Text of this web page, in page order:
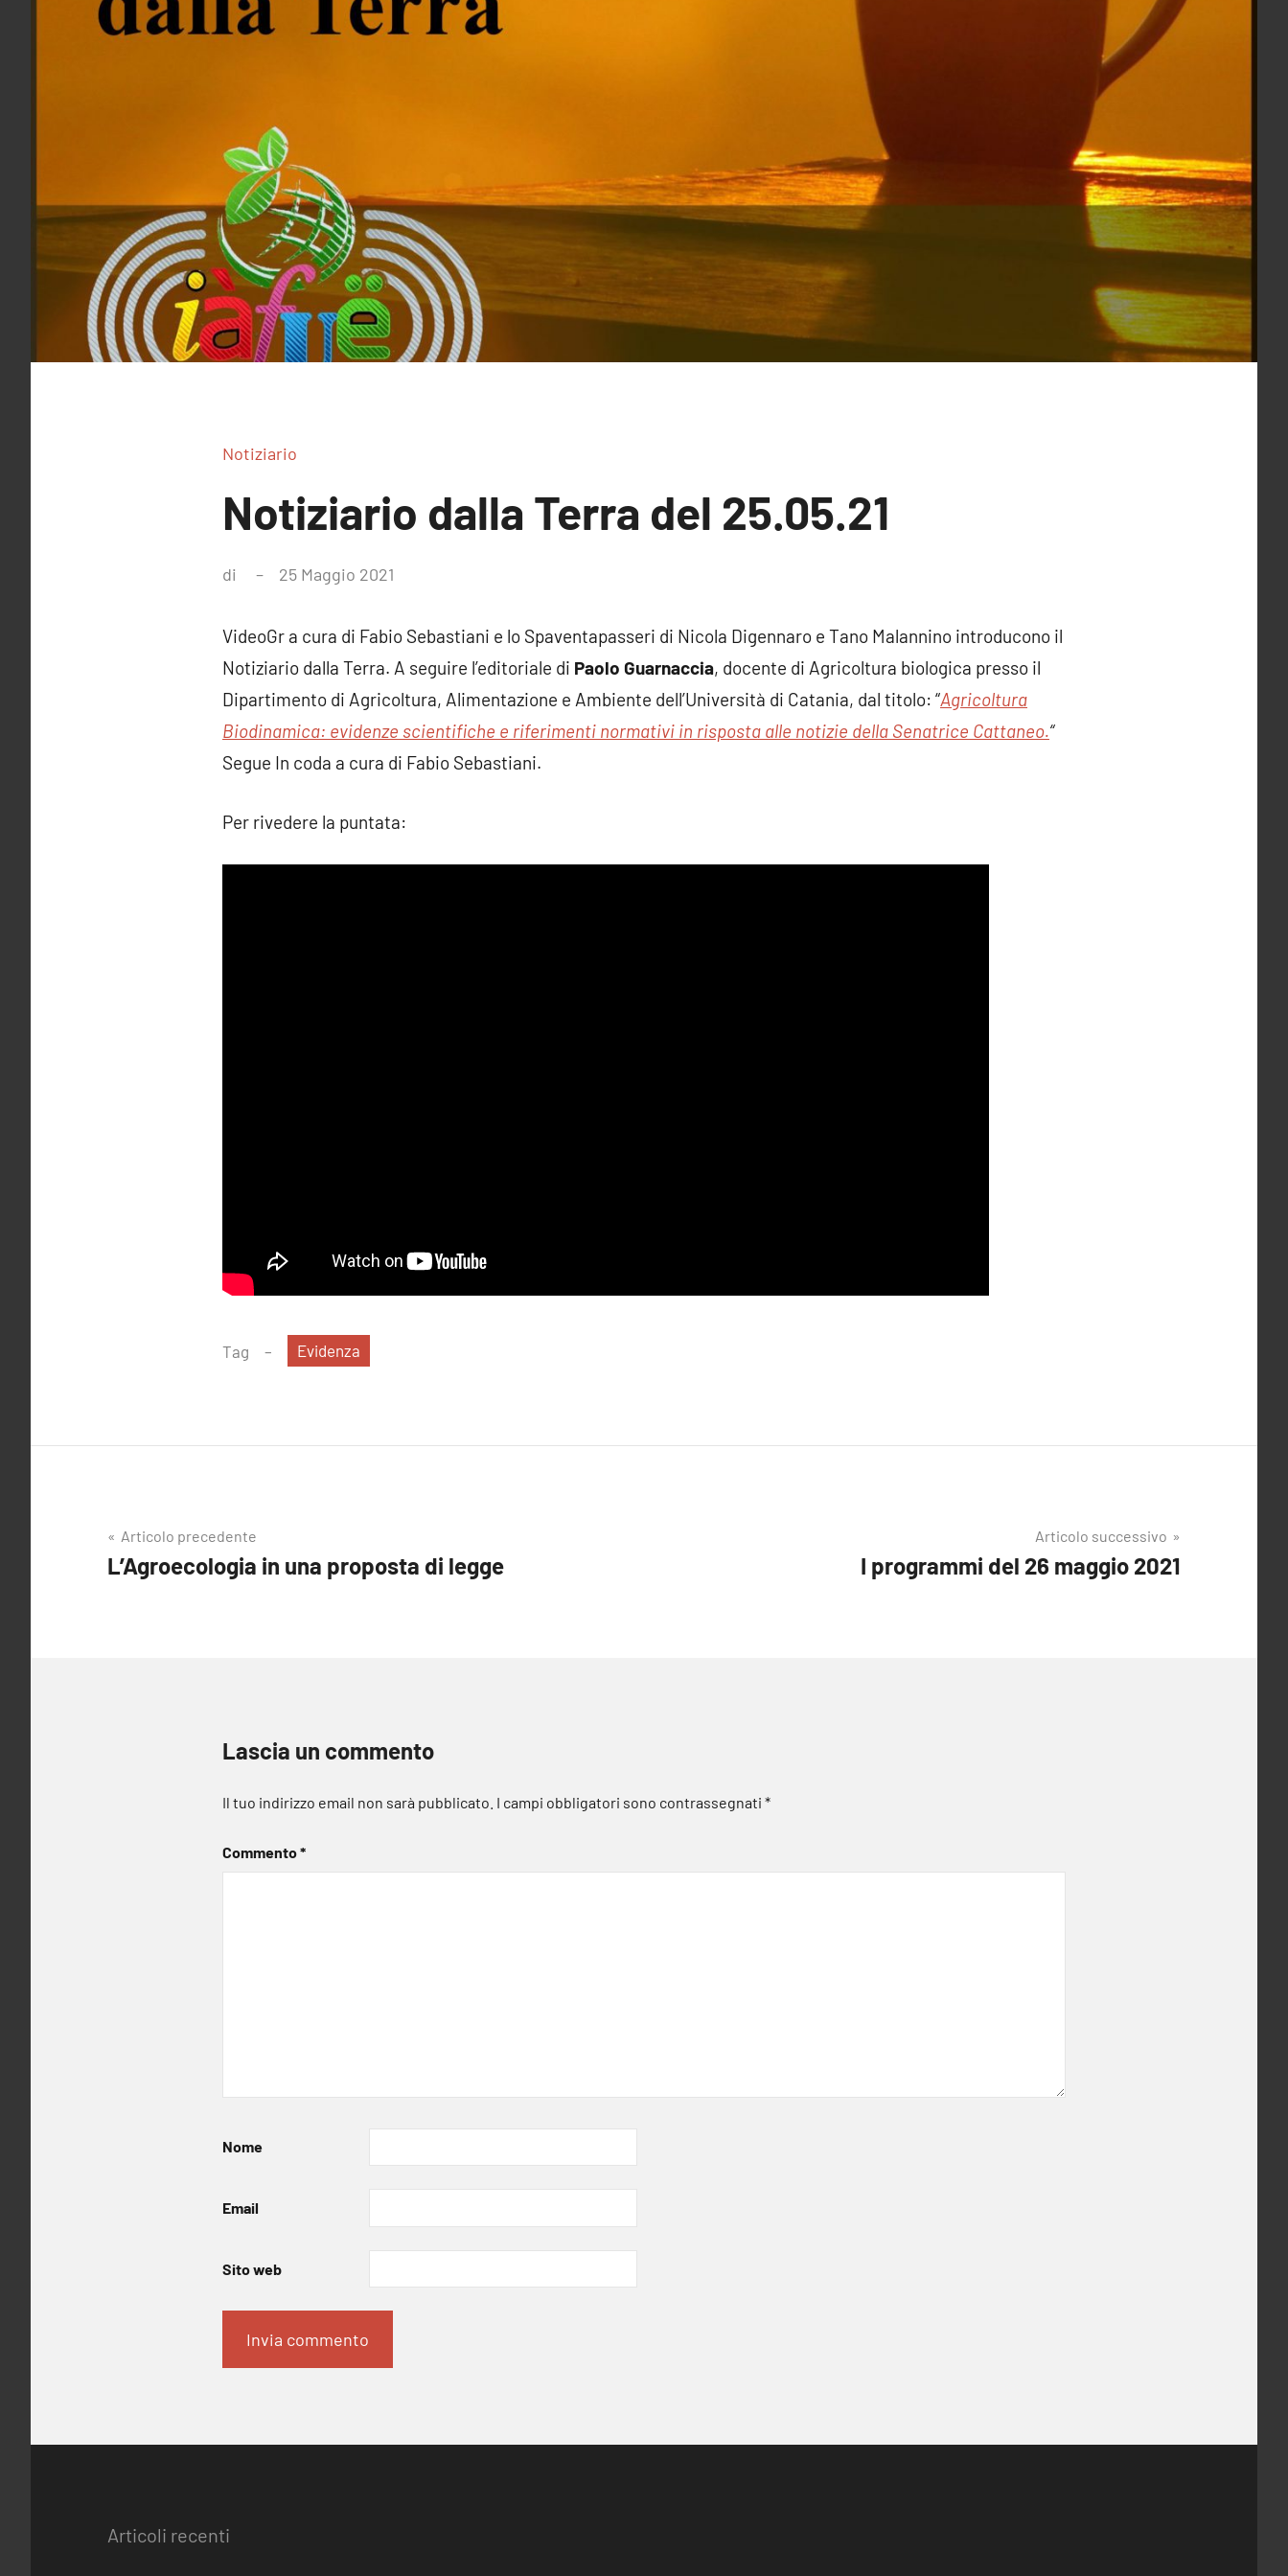
Notiziario
Notiziario dalla Terra del 25.05.21
di 25 Maggio 2021
VideoGr a cura di Fabio Sebastiani e lo Spaventapasseri di Nicola Digennaro e Tano Malannino introducono il
Notiziario dalla Terra. A seguire l’editoriale di Paolo Guarnaccia, docente di Agricoltura biologica presso il
Dipartimento di Agricoltura, Alimentazione e Ambiente dell’Università di Catania, dal titolo: “Agricoltura
Biodinamica: evidenze scientifiche e riferimenti normativi in risposta alle notizie della Senatrice Cattaneo.“
Segue In coda a cura di Fabio Sebastiani.
Per rivedere la puntata:
Tag Evidenza
Navigazione
articoli
Articolo precedente
L’Agroecologia in una proposta di legge
Articolo successivo
I programmi del 26 maggio 2021
Lascia un commento
Il tuo indirizzo email non sarà pubblicato. I campi obbligatori sono contrassegnati *
Commento*
Nome
Email
Sito web
Articoli recenti